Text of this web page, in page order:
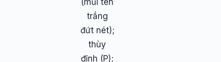
trắng
đứt nét);
thùy
đỉnh (P);